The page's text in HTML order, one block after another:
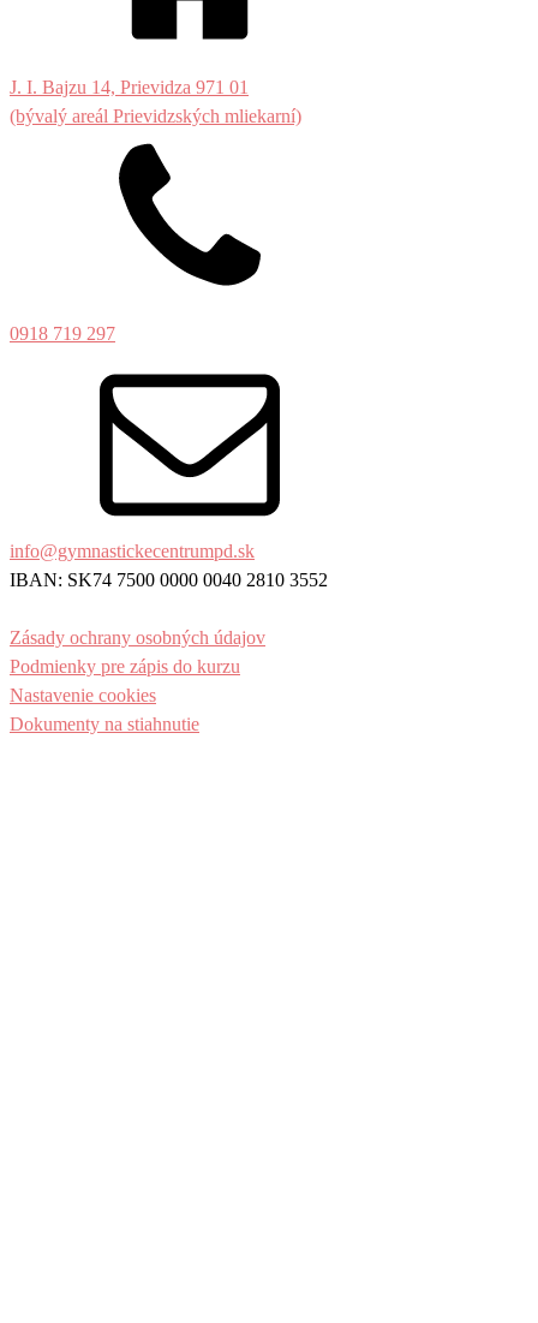
J. I. Bajzu 14, Prievidza 971 01
(bývalý areál Prievidzských mliekarní)
0918 719 297
info@gymnastickecentrumpd.sk
IBAN: SK74 7500 0000 0040 2810 3552
Zásady ochrany osobných údajov
Podmienky pre zápis do kurzu
Nastavenie cookies
Dokumenty na stiahnutie